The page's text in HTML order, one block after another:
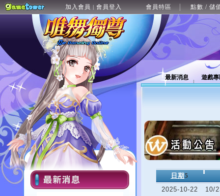
加入會員 | 會員登入 會員特區 點數 / 儲
最新消息 遊戲
日期 5
2025-10-22
10/